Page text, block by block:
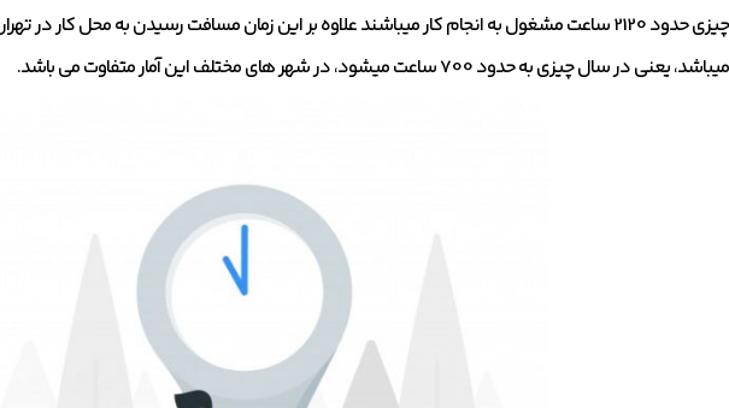
چیزی حدود 2120 ساعت مشغول به انجام کار میباشند علاوه بر این زمان مسافت رسیدن به محل کار
میباشد، یعنی در سال چیزی به حدود 700 ساعت میشود، در شهر های مختلف این آمار متفاوت می باشد.